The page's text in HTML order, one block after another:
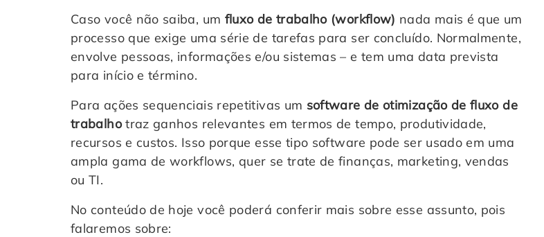
Caso você não saiba, um fluxo de trabalho (workflow) nada mais é que um
processo que exige uma série de tarefas para ser concluído. Normalmente,
envolve pessoas, informações e/ou sistemas – e tem uma data prevista
para início e término.
Para ações sequenciais repetitivas um software de otimização de fluxo de
trabalhotraz ganhos relevantes em termos de tempo, produtividade,
recursos e custos. Isso porque esse tipo software pode ser usado em uma
ampla gama de workflows, quer se trate de finanças, marketing, vendas
ou TI.
No conteúdo de hoje você poderá conferir mais sobre esse assunto, pois
falaremos sobre: